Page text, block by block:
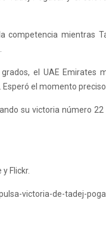
competencia mientras
el UAE Emirates
el momento
su victoria número
Flickr.
victoria-de-tadej-